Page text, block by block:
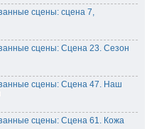
сцены: сцена 7,
сцены: Сцена 23. Сезон
сцены: Сцена 47. Наш
сцены: Сцена 61. Кожа